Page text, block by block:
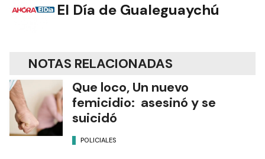
El Día de Gualeguaychú
NOTAS RELACIONADAS
Que loco, Un nuevo
femicidio: asesinó y se
suicidó
POLICIALES